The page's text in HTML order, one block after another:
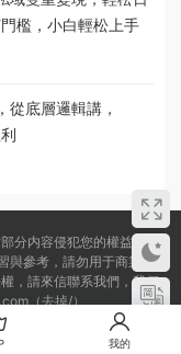
檻，小白輕松上手
從底層邏輯講，
分内容侵犯您的權益，請
與參考，請勿用于商業用
，請來信聯系我們，我們
（去掉/）
-1
我的